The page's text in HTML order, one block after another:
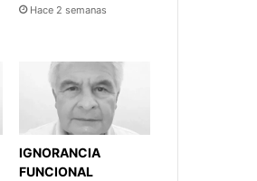
Hace 2 semanas
IGNORANCIA
FUNCIONAL